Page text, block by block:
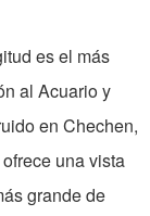
es el más
al Acuario y
en Chechen,
una vista
grande de